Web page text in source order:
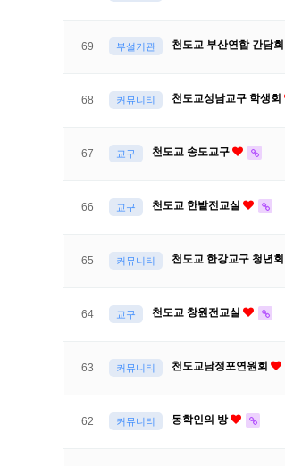
69 부설기관 천도교 부산연합 간담회
68 커뮤니티 천도교성남교구 학생회
67 교구 천도교 송도교구
66 교구 천도교 한밭전교실
65 커뮤니티 천도교 한강교구 청년회
64 교구 천도교 창원전교실
63 커뮤니티 천도교남정포연원회
62 커뮤니티 동학인의 방